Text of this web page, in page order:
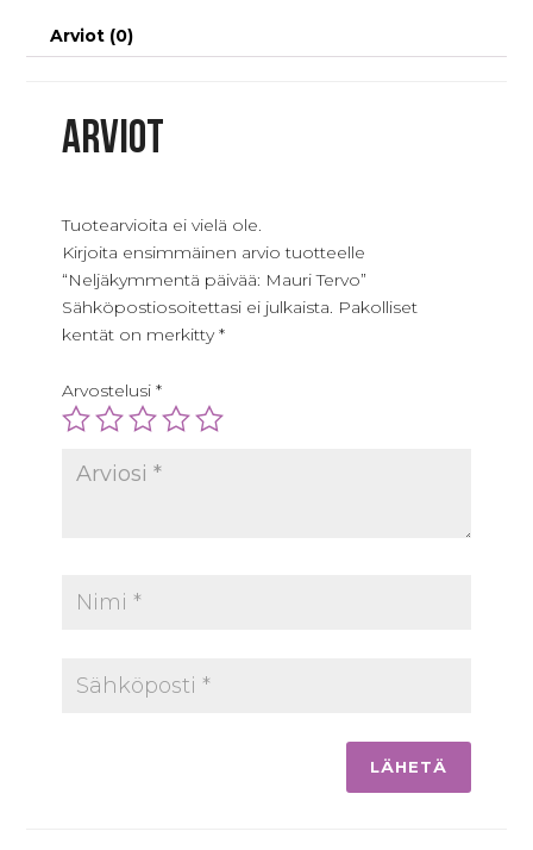
Arviot (0)
Arviot
Tuotearvioita ei vielä ole.
Kirjoita ensimmäinen arvio tuotteelle
“Neljäkymmentä päivää: Mauri Tervo”
Sähköpostiosoitettasi ei julkaista. Pakolliset
kentät on merkitty*
Arvostelusi*